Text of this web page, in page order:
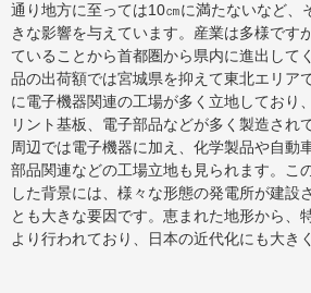
通り地方に至っては10㎝に満たないなど、
きな影響を与えています。産業は多様です
ていることから首都圏から県内に進出して
品の出荷額では宮城県を抑えて東北エリア
に電子機器関連の工場が多く立地しており
リント基板、電子部品などが多く製造され
周辺では電子機器に加え、化学製品や自動
部品関連などの工場立地も見られます。こ
した背景には、様々な形態の発電所が建設
とも大きな要因です。恵まれた地形から、
より行われており、日本の近代化にも大き